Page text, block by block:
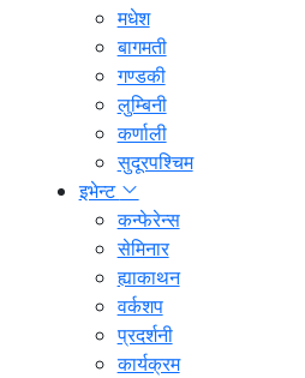
मधेश
बागमती
गण्डकी
लुम्बिनी
कर्णाली
सुदूरपश्चिम
इभेन्ट
कन्फेरेन्स
सेमिनार
ह्याकाथन
वर्कशप
प्रदर्शनी
कार्यक्रम